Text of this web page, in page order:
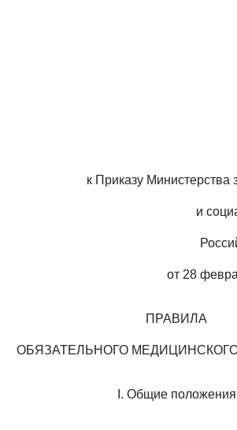
к Приказу Министерства
и
от 28
ПРАВИЛА
ОБЯЗАТЕЛЬНОГО
I. Общие положения